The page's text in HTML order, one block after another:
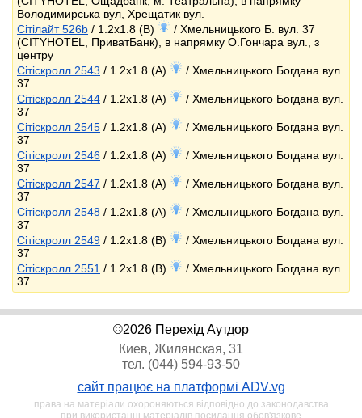
Володимирська вул, Хрещатик вул.
Сітілайт 526b / 1.2x1.8 (B)
/ Хмельницького Б. вул. 37
(CITYHOTEL, ПриватБанк), в напрямку О.Гончара вул., з
центру
Сітіскролл 2543 / 1.2x1.8 (A)
/ Хмельницького Богдана вул.
37
Сітіскролл 2544 / 1.2x1.8 (A)
/ Хмельницького Богдана вул.
37
Сітіскролл 2545 / 1.2x1.8 (A)
/ Хмельницького Богдана вул.
37
Сітіскролл 2546 / 1.2x1.8 (A)
/ Хмельницького Богдана вул.
37
Сітіскролл 2547 / 1.2x1.8 (A)
/ Хмельницького Богдана вул.
37
Сітіскролл 2548 / 1.2x1.8 (A)
/ Хмельницького Богдана вул.
37
Сітіскролл 2549 / 1.2x1.8 (B)
/ Хмельницького Богдана вул.
37
Сітіскролл 2551 / 1.2x1.8 (B)
/ Хмельницького Богдана вул.
37
©2026 Перехід Аутдор
Киев, Жилянская, 31
тел. (044) 594-93-50
сайт працює на платформі ADV.vg
права на матеріали охороняються відповідно до законодавства
при використанні матеріалів посилання обов'язкове